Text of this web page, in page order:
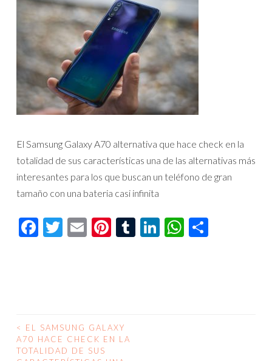
El Samsung Galaxy A70 alternativa que hace check en la
totalidad de sus características una de las alternativas más
interesantes para los que buscan un teléfono de gran
tamaño con una bateria casi infinita
Facebook
Twitter
EmailPinterest
Tumblr
LinkedIn
NAVEGACIÓN
<
EL SAMSUNG GALAXY
A70 HACE CHECK EN LA
TOTALIDAD DE SUS